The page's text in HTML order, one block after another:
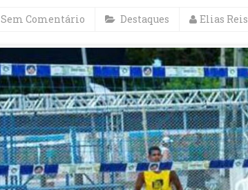
Sem Comentário Destaques Elias Reis